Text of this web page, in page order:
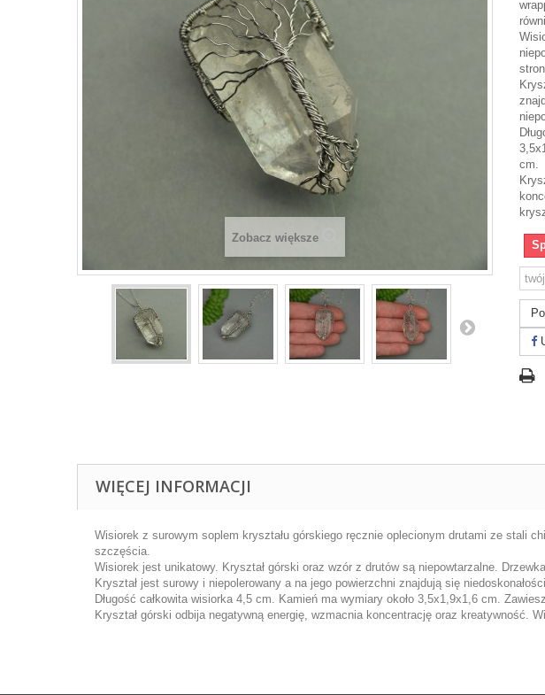
Zobacz większe
cm.
WIĘCEJ INFORMACJI
Wisiorek z surowym soplem kryształu górskiego ręcznie oplecionym drutami ze stali
szczęścia.
Wisiorek jest unikatowy. Kryształ górski oraz wzór z drutów są niepowtarzalne.
Kryształ jest surowy i niepolerowany a na jego powierzchni znajdują się
Długość całkowita wisiorka 4,5 cm. Kamień ma wymiary około 3,5x1,9x1,6 cm.
Kryształ górski odbija negatywną energię, wzmacnia koncentrację oraz kreatywność.